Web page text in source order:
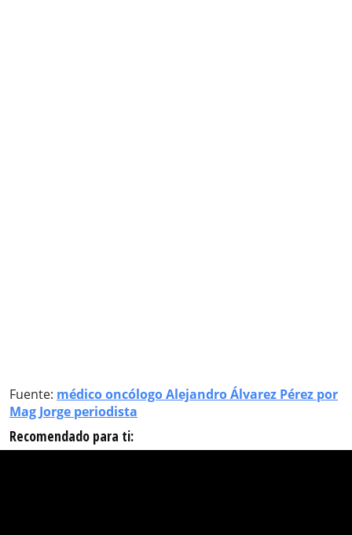
Fuente: médico oncólogo Alejandro Álvarez Pérez por
Mag Jorge periodista
Recomendado para ti: